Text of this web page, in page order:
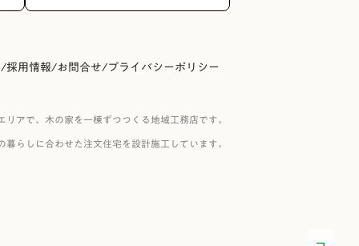
/採用情報/お問合せ/プライバシーポリシー
アで、木の家を一棟ずつつくる地域工務店です。
らしに合わせた注文住宅を設計施工しています。